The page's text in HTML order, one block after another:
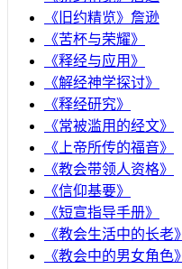
《旧约精览》詹逊
《苦杯与荣耀》
《释经与应用》
《解经神学探讨》
《释经研究》
《常被滥用的经文》
《上帝所传的福音》
《教会带领人资格》
《信仰基要》
《短宣指导手册》
《教会生活中的长老》
《教会中的男女角色》